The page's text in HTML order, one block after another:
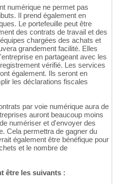
numérique ne permet pas
Il prend également en
Le portefeuille peut être
des contrats de travail et des
chargées des achats et
grandement facilité. Elles
en partageant avec les
vérifié. Les services
également. Ils seront en
les déclarations fiscales
par voie numérique aura de
auront beaucoup moins
numériser et d'envoyer des
Cela permettra de gagner du
également être bénéfique pour
et le nombre de
être les suivants :